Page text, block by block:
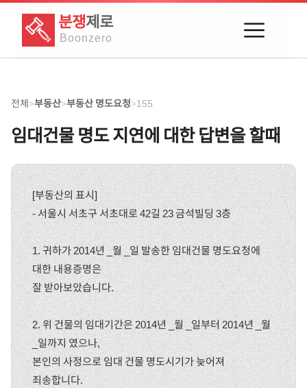
분쟁제로
Boonzero
전체>부동산>부동산 명도요청>155
임대건물 명도 지연에 대한 답변을 할때
[부동산의 표시]
- 서울시 서초구 서초대로 42길 23 금석빌딩 3층
1. 귀하가 2014년 _월 _일 발송한 임대건물 명도요청에
대한 내용증명은
잘 받아보았습니다.
2. 위 건물의 임대기간은 2014년 _월 _일부터 2014년 _월
_일까지 였으나,
본인의 사정으로 임대 건물 명도시기가 늦어져
죄송합니다.